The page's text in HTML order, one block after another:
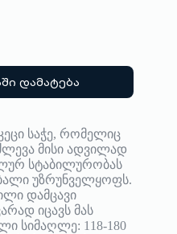
დამატება
საჭე, რომელიც
მისი ადვილად
სტაბილურობას
უზრუნველყოფს.
დამცავი
იცავს მას
სიმაღლე: 118-180